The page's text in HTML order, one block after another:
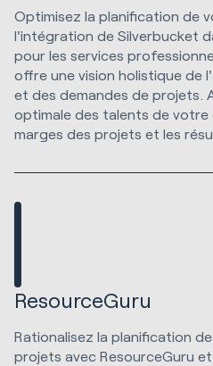
Optimisez la planification de
l'intégration de Silverbucket
pour les services
offre une vision holistique de
et des demandes de projets.
optimale des talents de votre
marges des projets et les
ResourceGuru
Rationalisez la planification
projets avec ResourceGuru